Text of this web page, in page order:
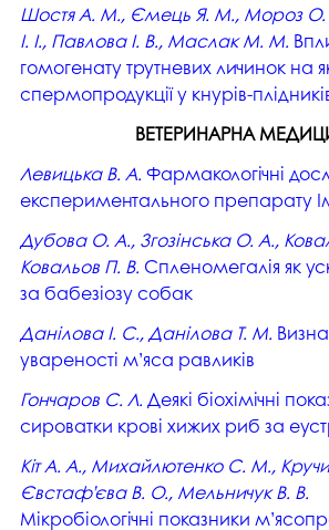
Шостя А. М., Ємець Я. М., Мороз О.
І. І., Павлова І. В., Маслак М. М.
гомогенату трутневих личинок на
спермопродукції у кнурів-
ВЕТЕРИНАРНА
Левицька В. А. Фармакологічні
експериментального препарату
Дубова О. А., Згозінська О. А.,
Ковальов П. В. Спленомегалія як
за бабезіозу собак
Данілова І. С., Данілова Т. М.
увареності м’яса равликів
Гончаров С. Л. Деякі біохімічні
сироватки крові хижих риб за
Кіт А. А., Михайлютенко С. М.,
Євстаф’єва В. О., Мельничук В. В.
Мікробіологічні показники